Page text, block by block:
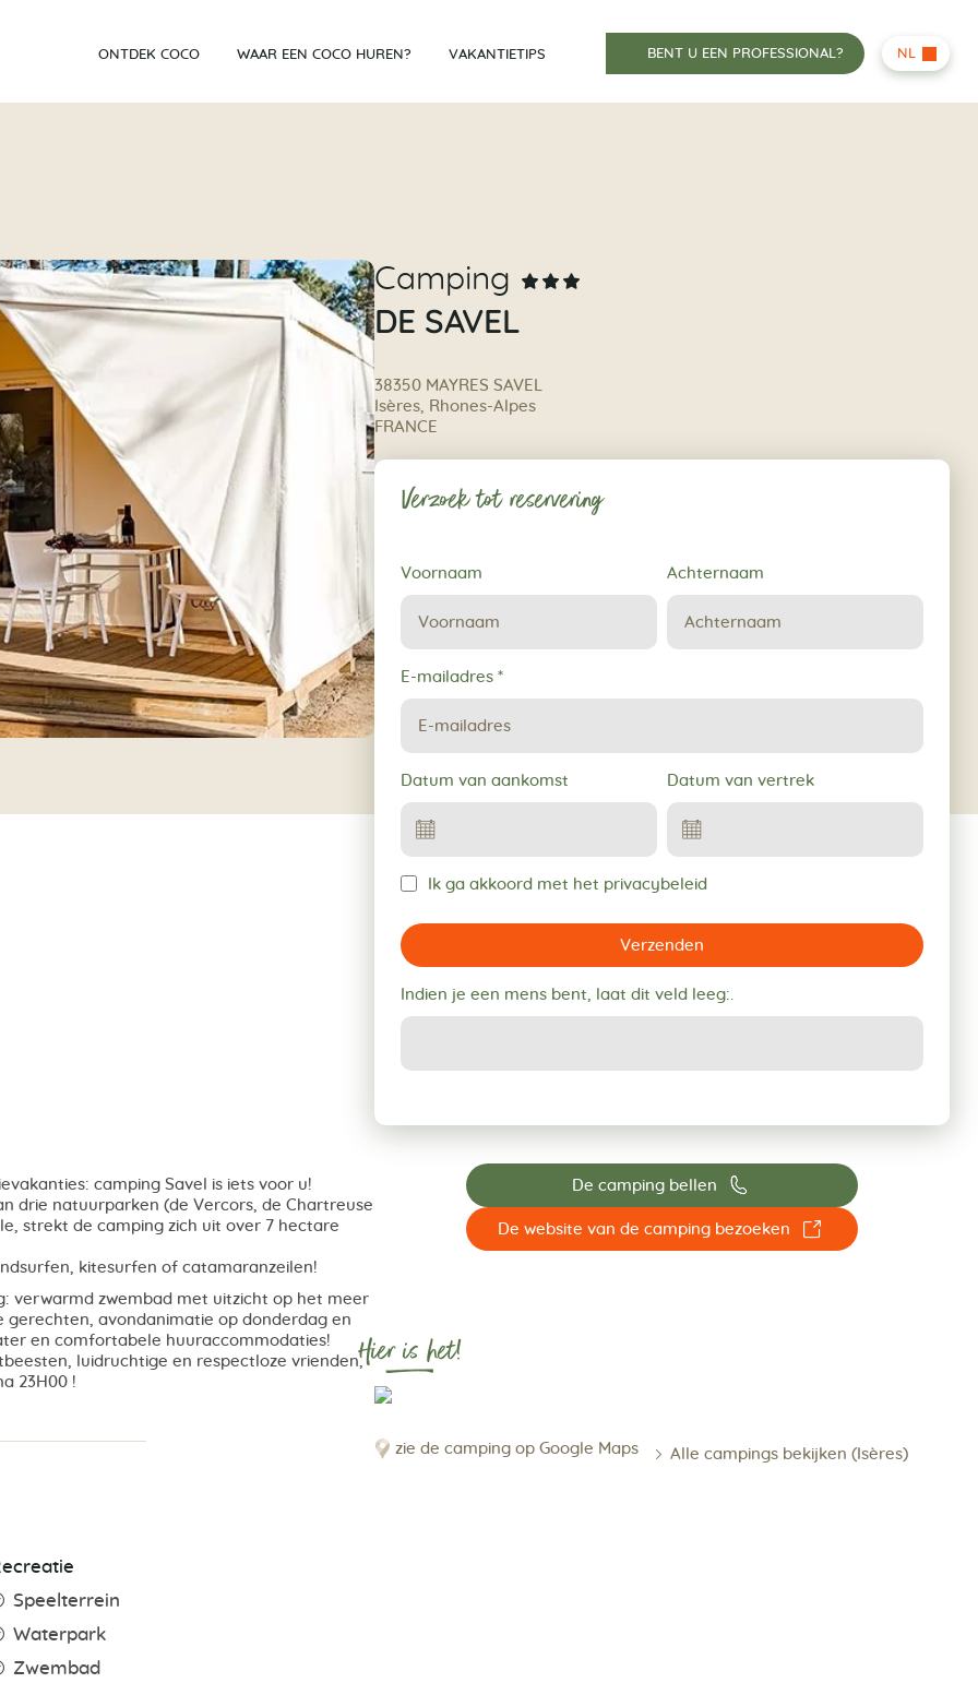
ONTDEK COCO WAAR EEN COCO HUREN? VAKANTIETIPS BENT U EEN PROFESSIONAL? NL
camping Savel is iets voor u!
drie natuurparken (de Vercors, de Chartreuse
strekt de camping zich uit over 7 hectare
kitesurfen of catamaranzeilen!
verwarmd zwembad met uitzicht op het meer
avondanimatie op donderdag en
en comfortabele huuraccommodaties!
luidruchtige en respectloze vrienden,
23H00 !
Speelterrein
Waterpark
Zwembad
Camping
DE SAVEL
38350 MAYRES SAVEL
Isères, Rhones-Alpes
FRANCE
Verzoek tot reservering
Verzoek
tot
reservering
Voornaam Achternaam
E-mailadres *
Datum van aankomst Datum van vertrek
Ik ga akkoord met het privacybeleid
Verzenden
Indien je een mens bent, laat dit veld leeg:.
De camping bellen 📞
De website van de camping bezoeken ☐
Hier is het!
zie de camping op Google Maps Alle campings bekijken (Isères)